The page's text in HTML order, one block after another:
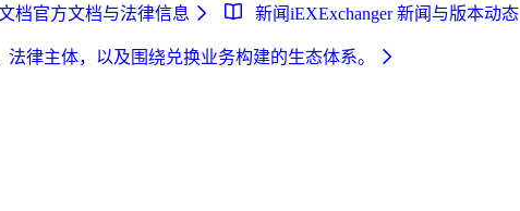
档官方文档与法律信息 新闻iEXExchanger 新闻与版本动态
法律主体，以及围绕兑换业务构建的生态体系。